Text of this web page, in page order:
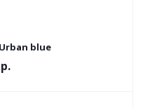
blue